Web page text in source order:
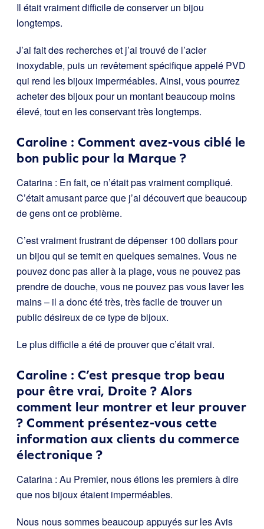
Il était vraiment difficile de conserver un bijou
longtemps.
J’ai fait des recherches et j’ai trouvé de l’acier
inoxydable, puis un revêtement spécifique appelé PVD
qui rend les bijoux imperméables. Ainsi, vous pourrez
acheter des bijoux pour un montant beaucoup moins
élevé, tout en les conservant très longtemps.
Caroline : Comment avez-vous ciblé le
bon public pour la Marque ?
Catarina : En fait, ce n’était pas vraiment compliqué.
C’était amusant parce que j’ai découvert que beaucoup
de gens ont ce problème.
C’est vraiment frustrant de dépenser 100 dollars pour
un bijou qui se ternit en quelques semaines. Vous ne
pouvez donc pas aller à la plage, vous ne pouvez pas
prendre de douche, vous ne pouvez pas vous laver les
mains – il a donc été très, très facile de trouver un
public désireux de ce type de bijoux.
Le plus difficile a été de prouver que c’était vrai.
Caroline : C’est presque trop beau
pour être vrai, Droite ? Alors
comment leur montrer et leur prouver
? Comment présentez-vous cette
information aux clients du commerce
électronique ?
Catarina : Au Premier, nous étions les premiers à dire
que nos bijoux étaient imperméables.
Nous nous sommes beaucoup appuyés sur les Avis